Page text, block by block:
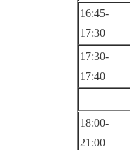
16:45-
17:30
17:30-
17:40
18:00-
21:00